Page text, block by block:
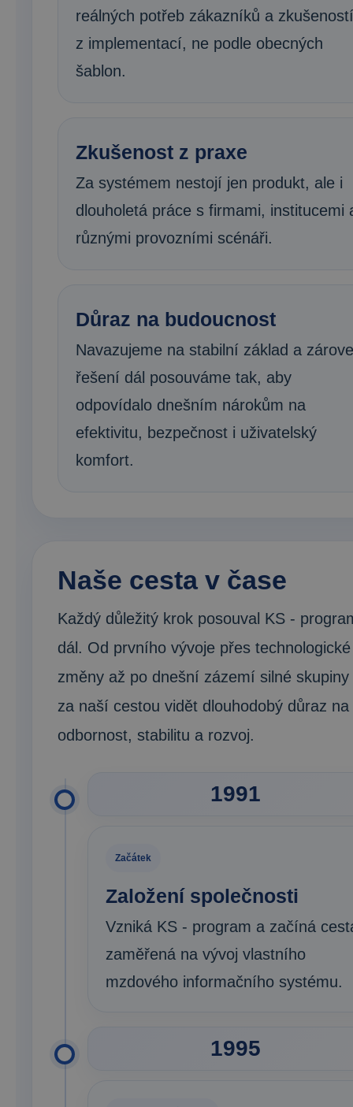
reálných potřeb zákazníků a zkušeností
z implementací, ne podle obecných
šablon.
Zkušenost z praxe
Za systémem nestojí jen produkt, ale i
dlouholetá práce s firmami, institucemi
různými provozními scénáři.
Důraz na budoucnost
Navazujeme na stabilní základ a
řešení dál posouváme tak, aby
odpovídalo dnešním nárokům na
efektivitu, bezpečnost i uživatelský
komfort.
Naše cesta v čase
Každý důležitý krok posouval KS -
dál. Od prvního vývoje přes technologické
změny až po dnešní zázemí silné skupiny
za naší cestou vidět dlouhodobý důraz na
odbornost, stabilitu a rozvoj.
1991
Začátek
Založení společnosti
Vzniká KS - program a začíná
zaměřená na vývoj vlastního
mzdového informačního systému.
1995